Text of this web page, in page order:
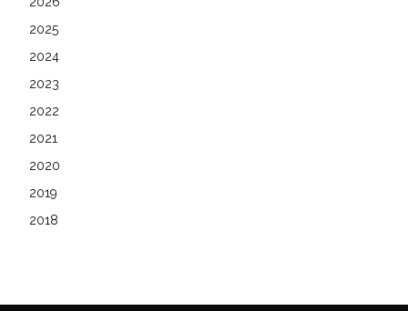
2025
2024
2023
2022
2021
2020
2019
2018